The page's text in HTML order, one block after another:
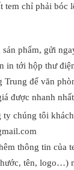
tem chỉ phải bóc
phẩm, gửi
in tới hộp thư
Trung để văn
được nhanh
chúng tôi
thông tin của
tên, logo…)